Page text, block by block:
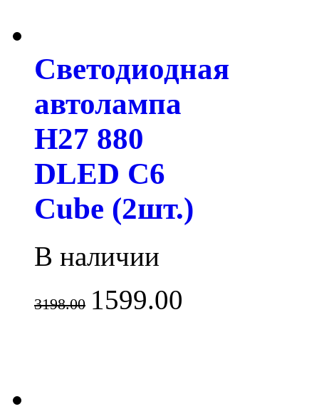
Светодиодная
автолампа
H27 880
DLED С6
Cube (2шт.)
В наличии
3198.00 1599.00